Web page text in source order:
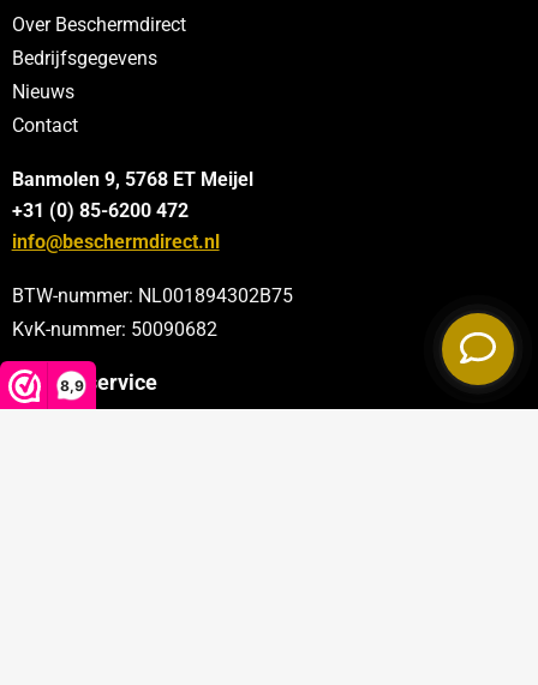
8,9
Over Beschermdirect
Bedrijfsgegevens
Nieuws
Contact
Banmolen 9, 5768 ET Meijel
+31 (0) 85-6200 472
info@beschermdirect.nl
BTW-nummer: NL001894302B75
KvK-nummer: 50090682
Klantenservice